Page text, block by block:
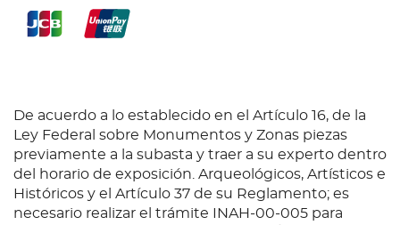
De acuerdo a lo establecido en el Artículo 16, de la
Ley Federal sobre Monumentos y Zonas piezas
previamente a la subasta y traer a su experto dentro
del horario de exposición. Arqueológicos, Artísticos e
Históricos y el Artículo 37 de su Reglamento; es
necesario realizar el trámite INAH-00-005 para